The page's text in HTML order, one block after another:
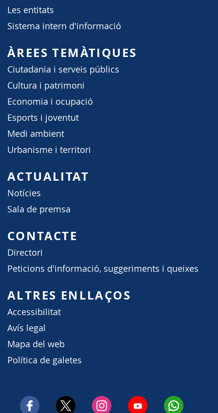
Les entitats
Sistema intern d'informació
ÀREES TEMÀTIQUES
Ciutadania i serveis públics
Cultura i patrimoni
Economia i ocupació
Esports i joventut
Medi ambient
Urbanisme i territori
ACTUALITAT
Notícies
Sala de premsa
CONTACTE
Directori
Peticions d'informació, suggeriments i queixes
ALTRES ENLLAÇOS
Accessibilitat
Avís legal
Mapa del web
Política de galetes